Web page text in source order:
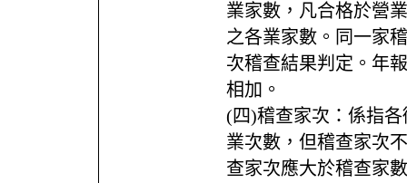
業家數，凡合格於營
之各業家數。同一家
次稽查結果判定。年
相加。
(四)稽查家次：係指
業次數，但稽查家次
查家次應大於稽查家